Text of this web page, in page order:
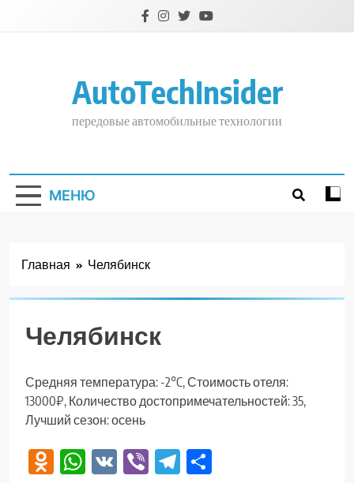
AutoTechInsider
передовые автомобильные технологии
МЕНЮ
Главная Челябинск
Челябинск
Средняя температура: -2°C, Стоимость отеля:
13000₽, Количество достопримечательностей: 35,
Лучший сезон: осень
Odnoklassniki
WhatsApp
VK ViberTelegram